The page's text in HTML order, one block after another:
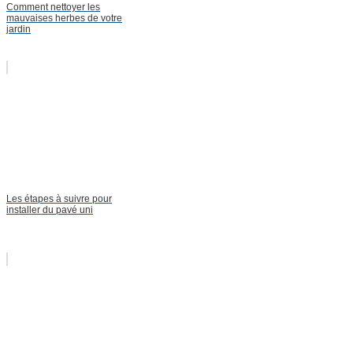
Comment nettoyer les
mauvaises herbes de votre
jardin
Les étapes à suivre pour
installer du pavé uni